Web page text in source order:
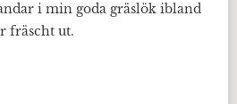
i min goda gräslök ibland
fräscht ut.